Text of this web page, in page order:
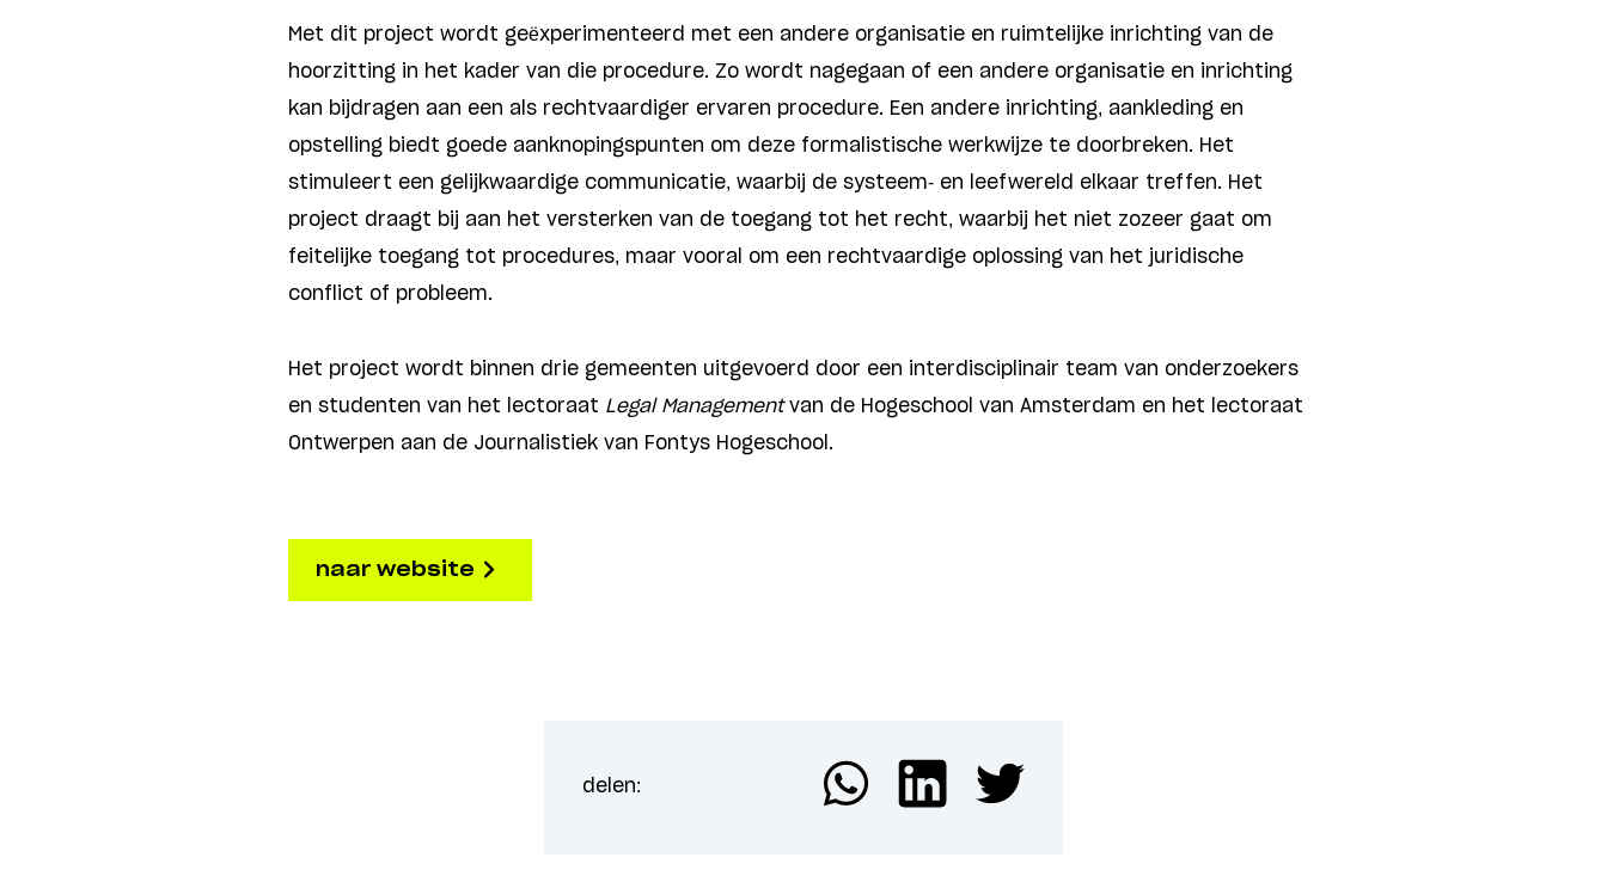
Met dit project wordt geëxperimenteerd met een andere organisatie en ruimtelijke inrichting van de
hoorzitting in het kader van die procedure. Zo wordt nagegaan of een andere organisatie en inrichting
kan bijdragen aan een als rechtvaardiger ervaren procedure. Een andere inrichting, aankleding en
opstelling biedt goede aanknopingspunten om deze formalistische werkwijze te doorbreken. Het
stimuleert een gelijkwaardige communicatie, waarbij de systeem- en leefwereld elkaar treffen. Het
project draagt bij aan het versterken van de toegang tot het recht, waarbij het niet zozeer gaat om
feitelijke toegang tot procedures, maar vooral om een rechtvaardige oplossing van het juridische
conflict of probleem.
Het project wordt binnen drie gemeenten uitgevoerd door een interdisciplinair team van onderzoekers
en studenten van het lectoraat Legal Managementvan de Hogeschool van Amsterdam en het lectoraat
Ontwerpen aan de Journalistiek van Fontys Hogeschool.
naar website
delen: